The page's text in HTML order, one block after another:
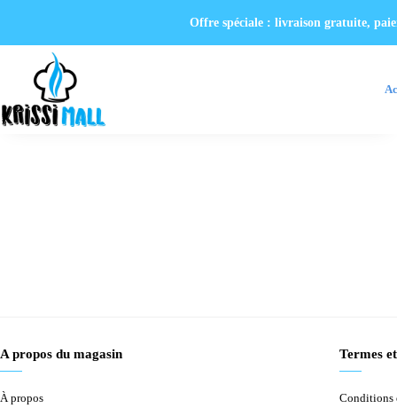
Offre spéciale : livraison gratuite,
A propos du magasin
À propos
Termes
Conditions